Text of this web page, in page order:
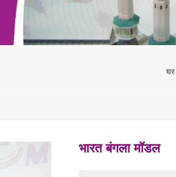
घर
भारत बंगला मॉडल